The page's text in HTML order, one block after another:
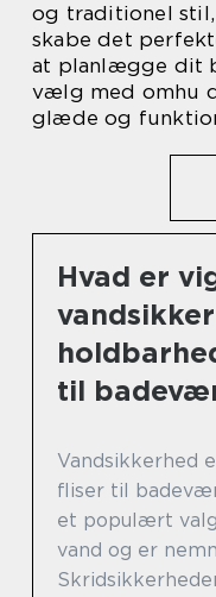
og traditionel
skabe det
at planlægge dit
vælg med omhu
glæde og
Hvad er
til
Vandsikkerhed
fliser til
et populært
vand og er